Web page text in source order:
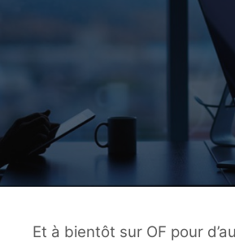
Et à bientôt sur OF pour